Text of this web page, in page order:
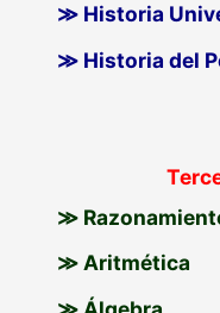
≫ Historia
≫ Historia del
≫
≫ Aritmética